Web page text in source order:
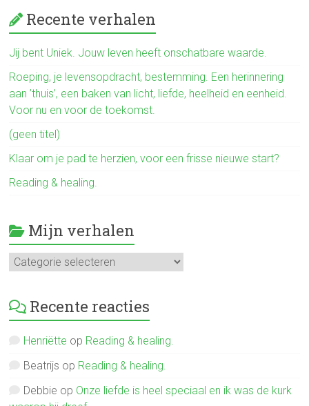
ce
b
o
ok
Recente verhalen
Jij bent Uniek. Jouw leven heeft onschatbare waarde.
Roeping, je levensopdracht, bestemming. Een herinnering
aan ’thuis’, een baken van licht, liefde, heelheid en eenheid.
Voor nu en voor de toekomst.
(geen titel)
Klaar om je pad te herzien, voor een frisse nieuwe start?
Reading & healing.
Mijn verhalen
Mijn
verhalen
Recente reacties
Henriëtte op Reading & healing.
Beatrijs op Reading & healing.
Debbie op Onze liefde is heel speciaal en ik was de kurk